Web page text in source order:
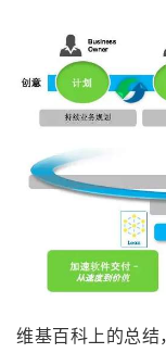
维基百科上的总